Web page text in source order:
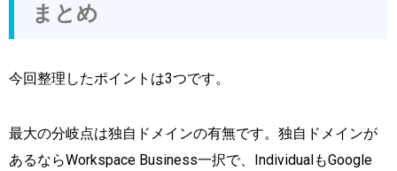
まとめ
今回整理したポイントは3つです。
最大の分岐点は独自ドメインの有無です。独自ドメインが
あるならWorkspace Business一択で、IndividualもGoogle